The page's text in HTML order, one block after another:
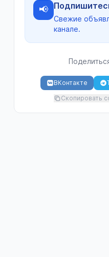
📢
Свежие
канале.
ВКонтакте
Скопировать